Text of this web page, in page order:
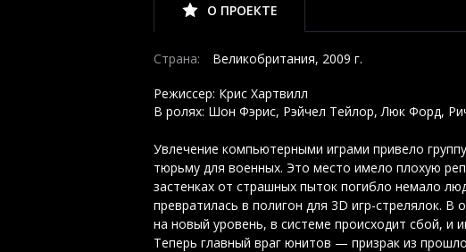
О ПРОЕКТЕ
Страна: Великобритания, 2009 г.
Режиссер: Крис Хартвилл
В ролях: Шон Фэрис, Рэйчел Тейлор, Люк Форд,
Увлечение компьютерными играми привело
тюрьму для военных. Это место имело плохую
застенках от страшных пыток погибло немало
превратилась в полигон для 3D игр-стрелялок.
на новый уровень, в системе происходит сбой, и
Теперь главный враг юнитов — призрак из